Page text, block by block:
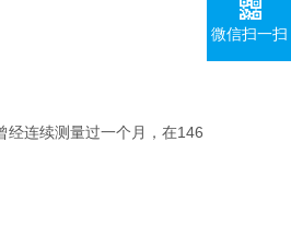
连续测量过一个月，在146
微信扫一扫